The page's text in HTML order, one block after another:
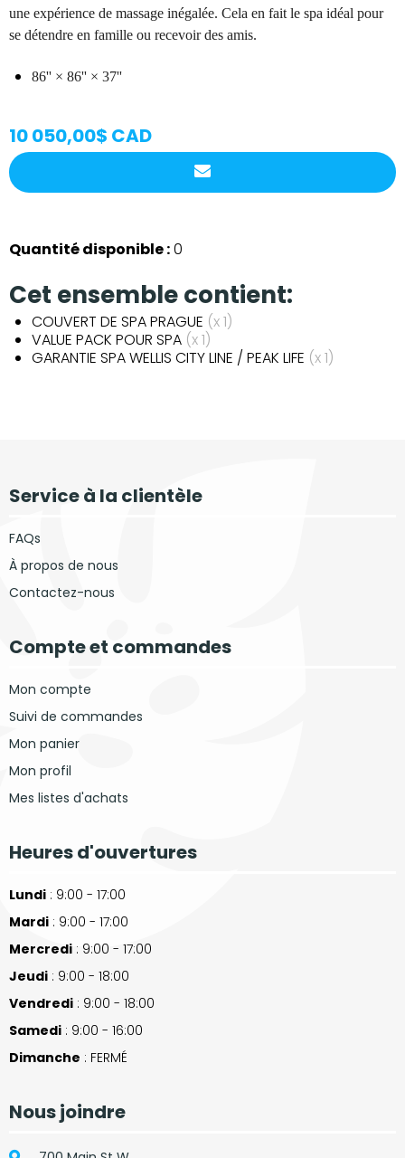
une expérience de massage inégalée. Cela en fait le spa idéal pour
se détendre en famille ou recevoir des amis.
86'' × 86'' × 37''
10 050,00$ CAD
Quantité disponible :0
Cet ensemble contient:
COUVERT DE SPA PRAGUE (x 1)
VALUE PACK POUR SPA (x 1)
GARANTIE SPA WELLIS CITY LINE / PEAK LIFE (x 1)
Service à la clientèle
FAQs
À propos de nous
Contactez-nous
Compte et commandes
Mon compte
Suivi de commandes
Mon panier
Mon profil
Mes listes d'achats
Heures d'ouvertures
Lundi : 9:00 - 17:00
Mardi : 9:00 - 17:00
Mercredi : 9:00 - 17:00
Jeudi : 9:00 - 18:00
Vendredi : 9:00 - 18:00
Samedi : 9:00 - 16:00
Dimanche : FERMÉ
Nous joindre